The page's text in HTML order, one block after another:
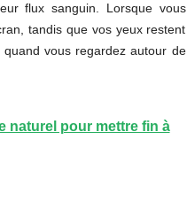
flux sanguin. Lorsque vous
tandis que vos yeux restent
quand vous regardez autour de
naturel pour mettre fin à